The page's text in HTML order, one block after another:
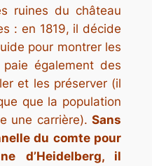
ruines du château
: en 1819, il décide
pour montrer les
également des
et les préserver (il
que la population
une carrière).Sans
du comte pour
d’Heidelberg, il